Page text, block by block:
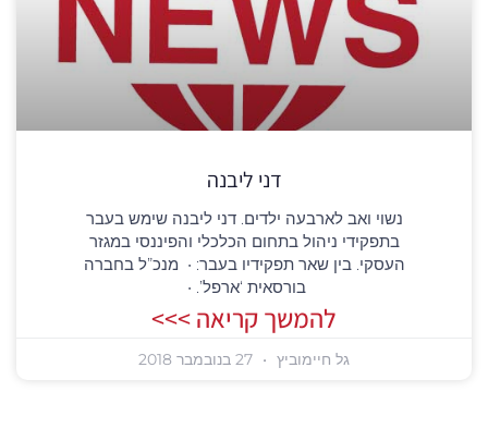
דני ליבנה
נשוי ואב לארבעה ילדים. דני ליבנה שימש בעבר
בתפקידי ניהול בתחום הכלכלי והפיננסי במגזר
העסקי. בין שאר תפקידיו בעבר: • מנכ”ל בחברה
בורסאית ‘ארפל’. •
להמשך קריאה >>>
גל חיימוביץ